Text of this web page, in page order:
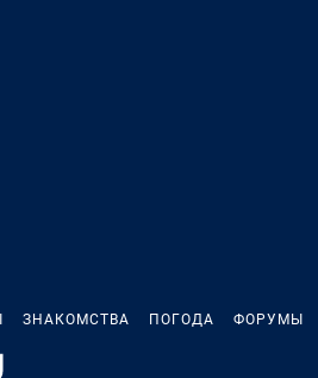
ЗНАКОМСТВА ПОГОДА ФОРУМЫ